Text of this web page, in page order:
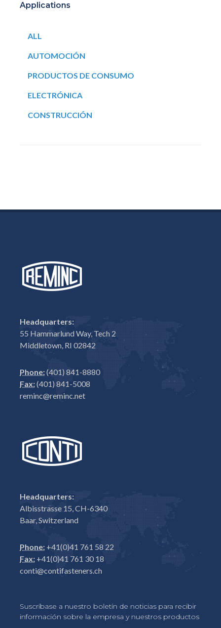
Applications
ALL
AUTOMOCIÓN
PRODUCTOS DE CONSUMO
ELECTRÓNICA
CONSTRUCCIÓN
Headquarters:
55 Hammarlund Way, Tech 2
Middletown, RI 02842
Phone:(401) 841-8880
Fax:(401) 841-5008
reminc@reminc.net
Headquarters:
Albisstrasse 15, CH-6340
Baar, Switzerland
Phone: +41(0)41 761 58 22
Fax: +41(0)41 761 30 18
conti@contifasteners.ch
Suscríbase a nuestro boletín de noticias para recibir
información sobre la empresa y nuestros productos